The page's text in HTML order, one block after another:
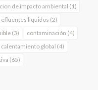
de impacto ambiental (1)
efluentes líquidos (2)
(3)
contaminación (4)
calentamiento global (4)
(65)